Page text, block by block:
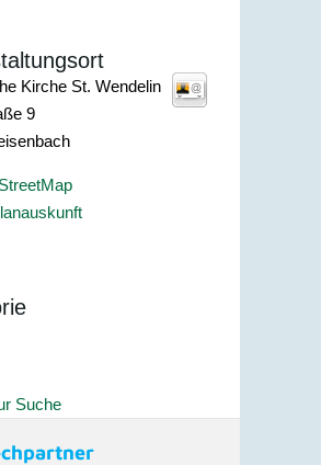
Kirche St. Wendelin
9
Suche